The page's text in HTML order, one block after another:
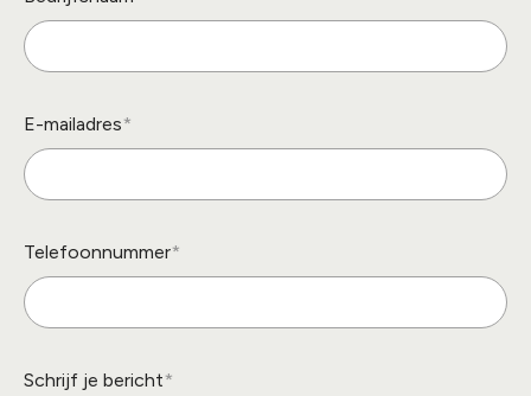
E-mailadres
Telefoonnummer
Schrijf je bericht